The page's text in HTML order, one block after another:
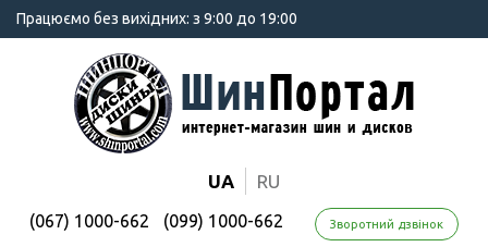
Працюємо без вихідних: з 9:00 до 19:00
UA RU
(067) 1000-662 (099) 1000-662 Зворотний дзвінок